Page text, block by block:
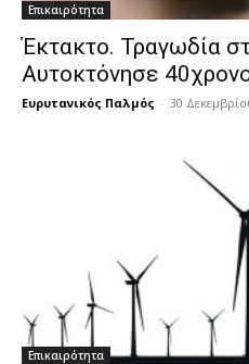
Επικαιρότητα
Έκτακτο. Τραγωδία
Αυτοκτόνησε
Ευρυτανικός Παλμός - 30
Επικαιρότητα